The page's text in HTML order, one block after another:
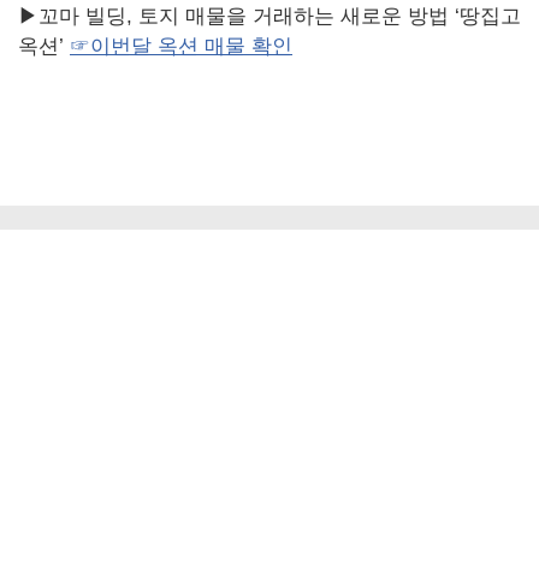
▶꼬마 빌딩, 토지 매물을 거래하는 새로운 방법 ‘땅집고
옥션’ ☞이번달 옥션 매물 확인